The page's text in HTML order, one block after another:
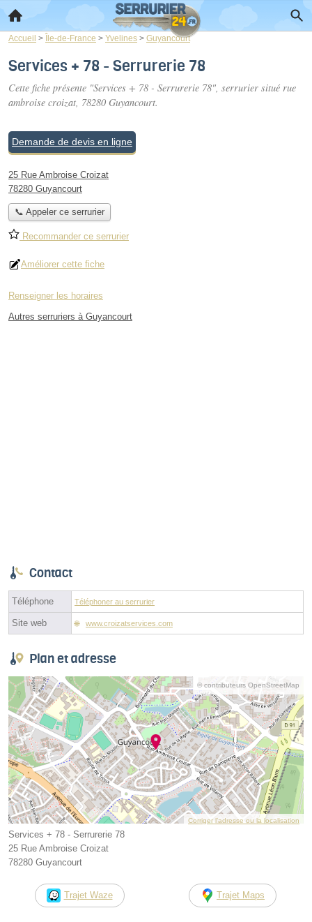
Accueil > Île-de-France > Yvelines > Guyancourt
Services + 78 - Serrurerie 78
Cette fiche présente "Services + 78 - Serrurerie 78", serrurier situé rue
ambroise croizat, 78280 Guyancourt.
Demande de devis en ligne
25 Rue Ambroise Croizat
78280 Guyancourt
📞 Appeler ce serrurier
Recommander ce serrurier
Améliorer cette fiche
Renseigner les horaires
Autres serruriers à Guyancourt
Contact
Téléphone Téléphoner au serrurier
Site web www.croizatservices.com
Plan et adresse
© contributeurs OpenStreetMap
Corriger l’adresse ou la localisation
Services + 78 - Serrurerie 78
25 Rue Ambroise Croizat
78280 Guyancourt
Trajet Waze Trajet Maps